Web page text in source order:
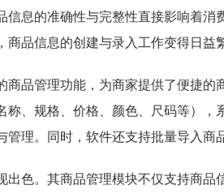
信息的准确性与完整性直接影响着
品信息的创建与录入工作变得日益
商品管理功能，为商家提供了便捷
称、规格、价格、颜色、尺码等）
管理。同时，软件还支持批量导入商
出色。其商品管理模块不仅支持商品